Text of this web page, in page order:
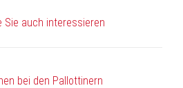
Sie auch interessieren